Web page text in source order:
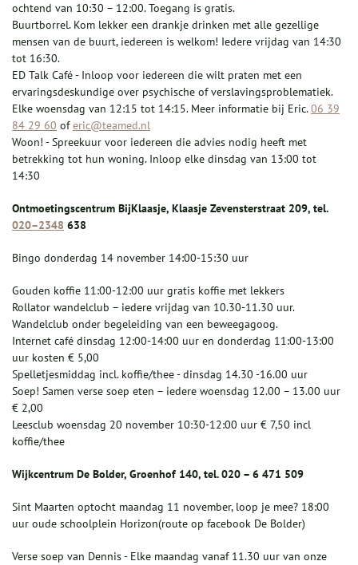
ochtend van 10:30 – 12:00. Toegang is gratis.
Buurtborrel. Kom lekker een drankje drinken met alle gezellige
mensen van de buurt, iedereen is welkom! Iedere vrijdag van 14:30
tot 16:30.
ED Talk Café - Inloop voor iedereen die wilt praten met een
ervaringsdeskundige over psychische of verslavingsproblematiek.
Elke woensdag van 12:15 tot 14:15. Meer informatie bij Eric.06 39
84 29 60 oferic@teamed.nl
Woon! - Spreekuur voor iedereen die advies nodig heeft met
betrekking tot hun woning. Inloop elke dinsdag van 13:00 tot
14:30
Ontmoetingscentrum BijKlaasje, Klaasje Zevensterstraat 209, tel.
020–2348 638
Bingo donderdag 14 november 14:00-15:30 uur
Gouden koffie 11:00-12:00 uur gratis koffie met lekkers
Rollator wandelclub – iedere vrijdag van 10.30-11.30 uur.
Wandelclub onder begeleiding van een beweegagoog.
Internet café dinsdag 12:00-14:00 uur en donderdag 11:00-13:00
uur kosten € 5,00
Spelletjesmiddag incl. koffie/thee - dinsdag 14.30 -16.00 uur
Soep! Samen verse soep eten – iedere woensdag 12.00 – 13.00 uur
€ 2,00
Leesclub woensdag 20 november 10:30-12:00 uur € 7,50 incl
koffie/thee
Wijkcentrum De Bolder, Groenhof 140, tel. 020 – 6 471 509
Sint Maarten optocht maandag 11 november, loop je mee? 18:00
uur oude schoolplein Horizon(route op facebook De Bolder)
Verse soep van Dennis - Elke maandag vanaf 11.30 uur van onze